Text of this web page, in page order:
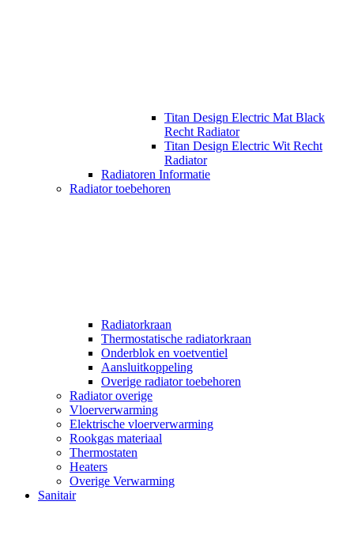
Titan Design Electric Mat Black
Recht Radiator
Titan Design Electric Wit Recht
Radiator
Radiatoren Informatie
Radiator toebehoren
Radiatorkraan
Thermostatische radiatorkraan
Onderblok en voetventiel
Aansluitkoppeling
Overige radiator toebehoren
Radiator overige
Vloerverwarming
Elektrische vloerverwarming
Rookgas materiaal
Thermostaten
Heaters
Overige Verwarming
Sanitair